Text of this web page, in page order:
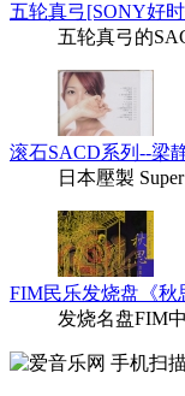
五轮真弓[SONY好
五轮真弓的
滚石SACD系列--梁
日本壓製
FIM民乐发烧盘《秋
发烧名盘FIM
手机扫